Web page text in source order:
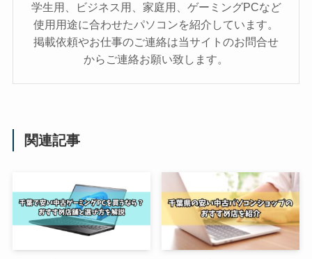
学生用、ビジネス用、家庭用、ゲーミングPCなど
使用用途に合わせたパソコンを紹介しています。
掲載依頼やお仕事のご連絡は当サイトのお問合せ
からご連絡お願い致します。
関連記事